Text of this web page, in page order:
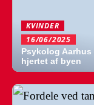
KVINDER
16/06/2025
Psykolog
hjertet af byen